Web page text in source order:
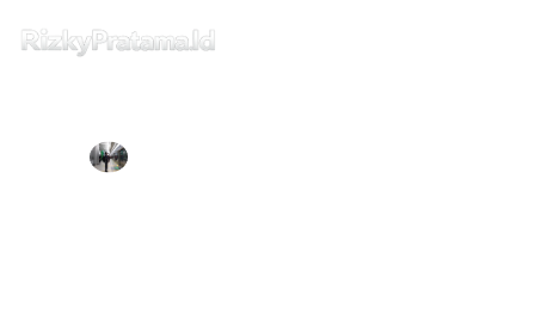
Intermezzo